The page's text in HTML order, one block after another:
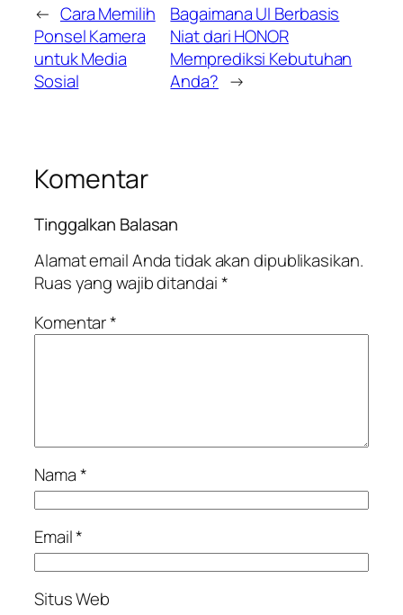
← Cara Memilih
Ponsel Kamera
untuk Media
Sosial
Bagaimana UI Berbasis
Niat dari HONOR
Memprediksi Kebutuhan
Anda? →
Komentar
Tinggalkan Balasan
Alamat email Anda tidak akan dipublikasikan.
Ruas yang wajib ditandai*
Komentar*
Nama*
Email*
Situs Web